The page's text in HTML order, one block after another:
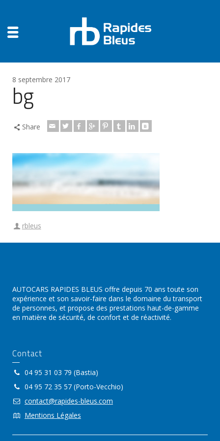
8 septembre 2017
bg
Share
rbleus
AUTOCARS RAPIDES BLEUS offre depuis 70 ans toute son
expérience et son savoir-faire dans le domaine du transport
de personnes, et propose des prestations haut-de-gamme
en matière de sécurité, de confort et de réactivité.
Contact
04 95 31 03 79 (Bastia)
04 95 72 35 57 (Porto-Vecchio)
contact@rapides-bleus.com
Mentions Légales